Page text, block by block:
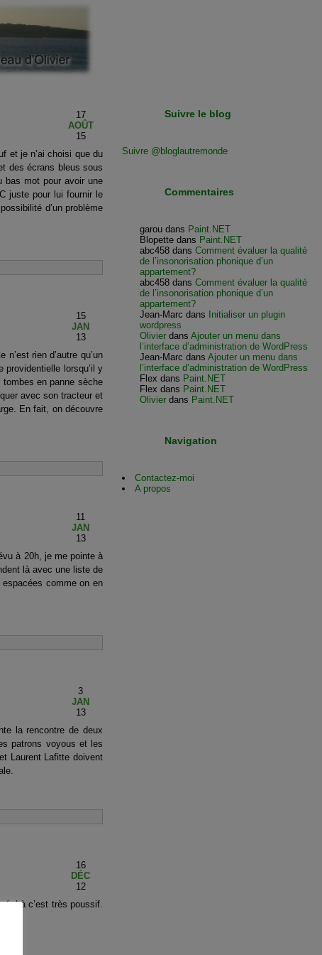
17
AOÛT
15
et je n’ai choisi que du
des écrans bleus sous
bas mot pour avoir une
juste pour lui fournir le
d’un problème
15
JAN
13
rien d’autre qu’un
lorsqu’il y
en panne sèche
avec son tracteur et
En fait, on découvre
11
JAN
13
à 20h, je me pointe à
là avec une liste de
comme on en
3
JAN
13
la rencontre de deux
patrons voyous et les
Laurent Lafitte doivent
16
DÉC
12
Là c’est très poussif.
Suivre le blog
Suivre @bloglautremonde
Commentaires
garoudans Paint.NET
Blopettedans Paint.NET
abc458dans Comment évaluer la qualité
de l’insonorisation phonique d’un
appartement?
abc458dans Comment évaluer la qualité
de l’insonorisation phonique d’un
appartement?
Jean-Marc dans
Initialiser un plugin
wordpress
Olivierdans Ajouter un menu dans
l’interface d’administration de WordPress
Jean-Marc dans Ajouter un menu dans
l’interface d’administration de WordPress
Flex dans Paint.NET
Flex dans Paint.NET
Olivierdans Paint.NET
Navigation
Contactez-moi
A propos